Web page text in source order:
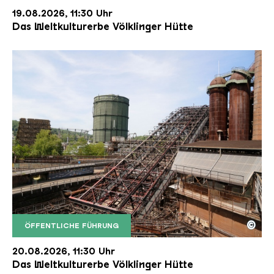
19.08.2026, 11:30 Uhr
Das Weltkulturerbe Völklinger Hütte
ÖFFENTLICHE FÜHRUNG
Der Erzschrägaufzug der Völklinger Hütte mit
Copyright: Weltkulturerbe Völklinger Hütte | Karl
©
20.08.2026, 11:30 Uhr
Das Weltkulturerbe Völklinger Hütte